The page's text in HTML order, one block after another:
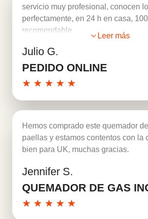
servicio muy profesional, conocen
perfectamente, en 24 h en casa,
recomendable
Leer más
Julio G.
PEDIDO ONLINE
★ ★ ★ ★ ★
Hemos comprado este quemador
paellas y estamos contentos con la
bien para UK, muchas gracias.
Jennifer S.
QUEMADOR DE GAS
★ ★ ★ ★ ★